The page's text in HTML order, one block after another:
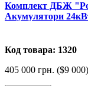
Комплект ДБЖ
Акумулятори
Код товара: 1320
405 000 грн. ($9 000)